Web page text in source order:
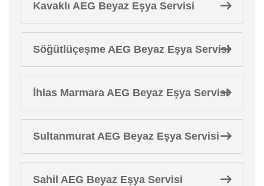
Kavaklı AEG Beyaz Eşya Servisi
Söğütlüçeşme AEG Beyaz Eşya Servisi
İhlas Marmara AEG Beyaz Eşya Servisi
Sultanmurat AEG Beyaz Eşya Servisi
Sahil AEG Beyaz Eşya Servisi